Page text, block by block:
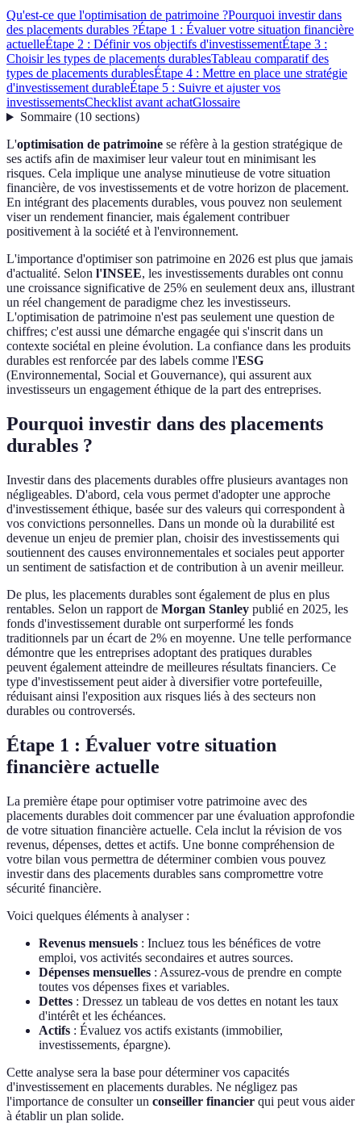
Qu'est-ce que l'optimisation de patrimoine ?Pourquoi investir dans
des placements durables ?Étape 1 : Évaluer votre situation financière
actuelleÉtape 2 : Définir vos objectifs d'investissementÉtape 3 :
Choisir les types de placements durablesTableau comparatif des
types de placements durablesÉtape 4 : Mettre en place une stratégie
d'investissement durableÉtape 5 : Suivre et ajuster vos
investissementsChecklist avant achatGlossaire
Sommaire(10 sections)
L'optimisation de patrimoine se réfère à la gestion stratégique de
ses actifs afin de maximiser leur valeur tout en minimisant les
risques. Cela implique une analyse minutieuse de votre situation
financière, de vos investissements et de votre horizon de placement.
En intégrant des placements durables, vous pouvez non seulement
viser un rendement financier, mais également contribuer
positivement à la société et à l'environnement.
L'importance d'optimiser son patrimoine en 2026 est plus que jamais
d'actualité. Selon l'INSEE, les investissements durables ont connu
une croissance significative de 25% en seulement deux ans, illustrant
un réel changement de paradigme chez les investisseurs.
L'optimisation de patrimoine n'est pas seulement une question de
chiffres; c'est aussi une démarche engagée qui s'inscrit dans un
contexte sociétal en pleine évolution. La confiance dans les produits
durables est renforcée par des labels comme l'ESG
(Environnemental, Social et Gouvernance), qui assurent aux
investisseurs un engagement éthique de la part des entreprises.
Pourquoi investir dans des placements
durables ?
Investir dans des placements durables offre plusieurs avantages non
négligeables. D'abord, cela vous permet d'adopter une approche
d'investissement éthique, basée sur des valeurs qui correspondent à
vos convictions personnelles. Dans un monde où la durabilité est
devenue un enjeu de premier plan, choisir des investissements qui
soutiennent des causes environnementales et sociales peut apporter
un sentiment de satisfaction et de contribution à un avenir meilleur.
De plus, les placements durables sont également de plus en plus
rentables. Selon un rapport de Morgan Stanley publié en 2025, les
fonds d'investissement durable ont surperformé les fonds
traditionnels par un écart de 2% en moyenne. Une telle performance
démontre que les entreprises adoptant des pratiques durables
peuvent également atteindre de meilleures résultats financiers. Ce
type d'investissement peut aider à diversifier votre portefeuille,
réduisant ainsi l'exposition aux risques liés à des secteurs non
durables ou controversés.
Étape 1 : Évaluer votre situation
financière actuelle
La première étape pour optimiser votre patrimoine avec des
placements durables doit commencer par une évaluation approfondie
de votre situation financière actuelle. Cela inclut la révision de vos
revenus, dépenses, dettes et actifs. Une bonne compréhension de
votre bilan vous permettra de déterminer combien vous pouvez
investir dans des placements durables sans compromettre votre
sécurité financière.
Voici quelques éléments à analyser :
Revenus mensuels : Incluez tous les bénéfices de votre
emploi, vos activités secondaires et autres sources.
Dépenses mensuelles : Assurez-vous de prendre en compte
toutes vos dépenses fixes et variables.
Dettes : Dressez un tableau de vos dettes en notant les taux
d'intérêt et les échéances.
Actifs : Évaluez vos actifs existants (immobilier,
investissements, épargne).
Cette analyse sera la base pour déterminer vos capacités
d'investissement en placements durables. Ne négligez pas
l'importance de consulter un conseiller financier qui peut vous aider
à établir un plan solide.